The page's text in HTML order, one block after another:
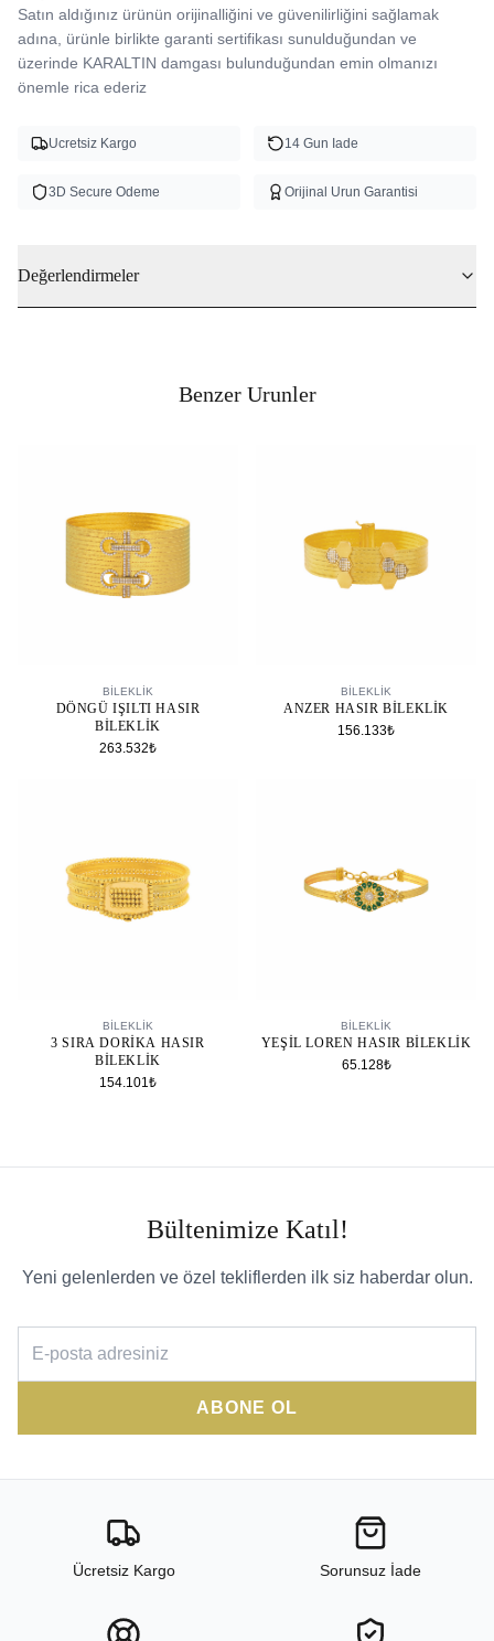
Satın aldığınız ürünün orijinalliğini ve güvenilirliğini sağlamak
adına, ürünle birlikte garanti sertifikası sunulduğundan ve
üzerinde KARALTIN damgası bulunduğundan emin olmanızı
önemle rica ederiz
Ucretsiz Kargo 14 Gun Iade
3D Secure Odeme Orijinal Urun Garantisi
Değerlendirmeler
Benzer Urunler
BİLEKLİK
DÖNGÜ IŞILTI HASIR
BILEKLIK
263.532₺
BİLEKLİK
ANZER HASIR BILEKLIK
156.133₺
BİLEKLİK
3 SIRA DORIKA HASIR
BILEKLIK
154.101₺
BİLEKLİK
YEŞIL LOREN HASIR BILEKLIK
65.128₺
Bültenimize Katıl!
Yeni gelenlerden ve özel tekliflerden ilk siz haberdar olun.
ABONE OL
Ücretsiz Kargo Sorunsuz İade